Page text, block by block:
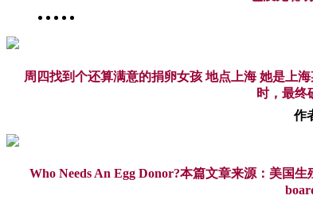
周四找到个还算满意的捐卵女孩 地点上海 她是上
时，最终
作
Who Needs An Egg Donor?本篇文章来源：美国